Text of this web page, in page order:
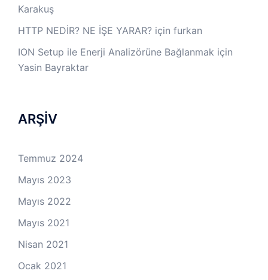
Karakuş
HTTP NEDİR? NE İŞE YARAR? için furkan
ION Setup ile Enerji Analizörüne Bağlanmak için
Yasin Bayraktar
ARŞİV
Temmuz 2024
Mayıs 2023
Mayıs 2022
Mayıs 2021
Nisan 2021
Ocak 2021